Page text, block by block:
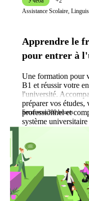
Apprendre le
pour entrer à
Une formation pour
B1 et réussir votre
l'université.
préparer vos études,
professionnel et
système
Assistance Scolaire,
Бесплатно300 heures